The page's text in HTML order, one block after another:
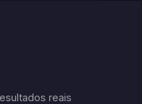
reais